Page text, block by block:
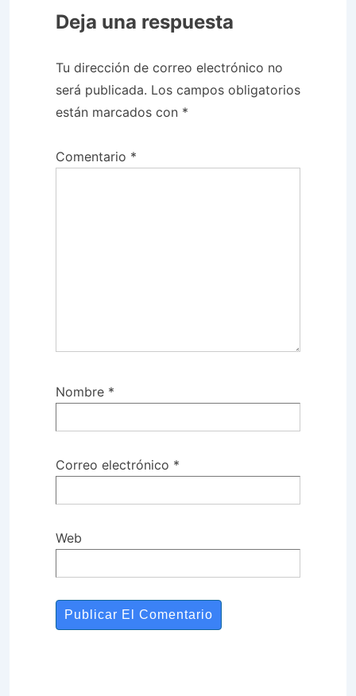
Deja una respuesta
Tu dirección de correo electrónico no
será publicada. Los campos obligatorios
están marcados con *
Comentario *
Nombre *
Correo electrónico *
Web